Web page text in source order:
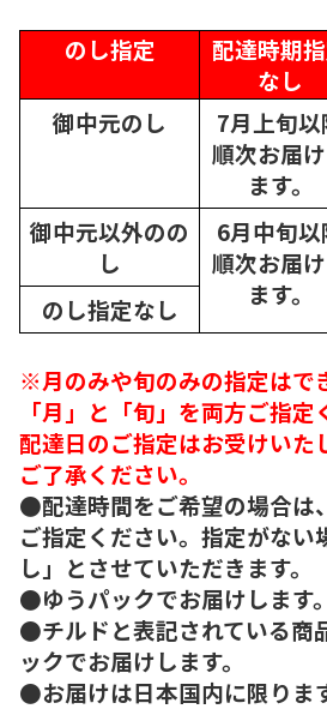
のし指定
配達時期
なし
御中元のし
7月上旬以
順次お届
ます。
御中元以外のの
し
6月中旬以
順次お届
ます。
のし指定なし
※月のみや旬のみの指定はで
「月」と「旬」を両方ご指定
配達日のご指定はお受けいた
ご了承ください。
●配達時間をご希望の場合は
ご指定ください。指定がない
し」とさせていただきます。
●ゆうパックでお届けします。
●チルドと表記されている商
ックでお届けします。
●お届けは日本国内に限りま